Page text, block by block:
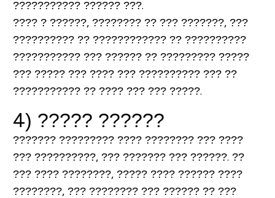
??????????? ?????? ???.
???? ? ??????, ???????? ?? ??? ???????, ???
?????????? ?? ???????????? ?? ??????????
??????????? ??? ?????? ?? ????????? ?????
??? ????? ??? ???? ??? ?????????? ??? ??
??????????? ?? ???? ??? ??? ?????.
4) ????? ??????
??????? ????????? ???? ???????? ??? ????
??? ??????????, ??? ??????? ??? ??????. ??
??? ???? ????????, ????? ???? ?????? ????
????????, ??? ???????? ??? ?????? ?? ???